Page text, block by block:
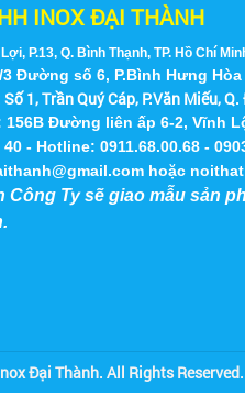
INOX ĐẠI THÀNH
P.13, Q. Bình Thạnh, TP. Hồ Chí
Đường số 6, P.Bình Hưng
Số 1, Trần Quý Cáp, P.Văn Miếu,
Đường liên ấp 6-2, Vĩnh
- Hotline: 0911.68.00.68 -
hoặc
Công Ty sẽ giao mẫu sản
Đại Thành. All Rights